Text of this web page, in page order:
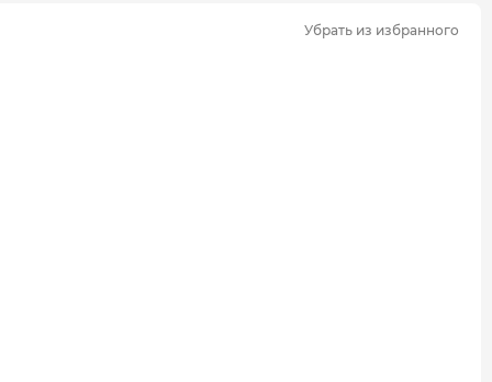
Убрать из избранного